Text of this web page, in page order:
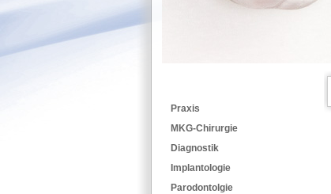
Praxis
MKG-Chirurgie
Diagnostik
Implantologie
Parodontolgie